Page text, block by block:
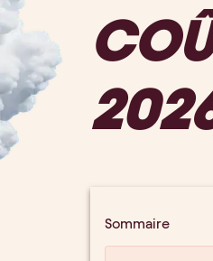
Sommaire